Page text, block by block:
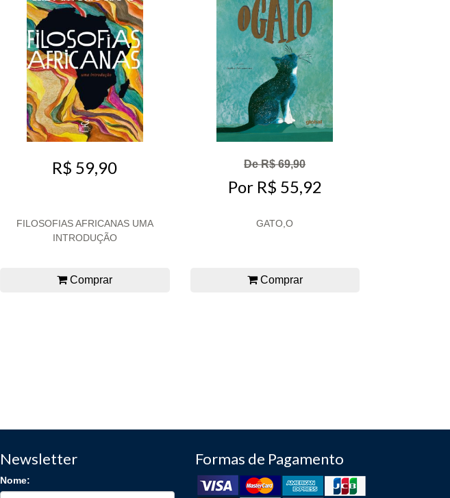
R$ 59,90
FILOSOFIAS AFRICANAS UMA
INTRODUÇÃO
Comprar
De R$ 69,90
Por R$ 55,92
GATO,O
Comprar
Newsletter
Nome:
Formas de Pagamento